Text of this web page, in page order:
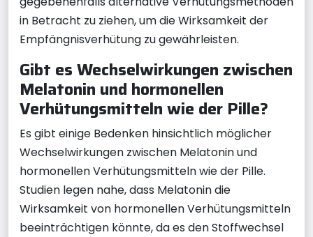
in Betracht zu ziehen, um die Wirksamkeit der
Empfängnisverhütung zu gewährleisten.
Gibt es Wechselwirkungen zwischen
Melatonin und hormonellen
Verhütungsmitteln wie der Pille?
Es gibt einige Bedenken hinsichtlich möglicher
Wechselwirkungen zwischen Melatonin und
hormonellen Verhütungsmitteln wie der Pille.
Studien legen nahe, dass Melatonin die
Wirksamkeit von hormonellen Verhütungsmitteln
beeinträchtigen könnte, da es den Stoffwechsel